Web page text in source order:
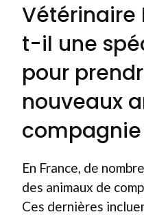
Vétérinaire
t-il une
pour
nouveaux
compagnie
En France, de
des animaux de
Ces dernières